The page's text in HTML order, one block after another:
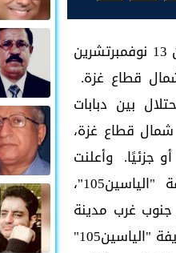
غزة|| عين الجنوب: لليوم الثامن والثلاثين من عملية طوفان الأقصى، اليوم الإثنين 13 نوفمبرتشرين
شمال قطاع غزة.
عز الدين القسام عن تدمير 10 آليات للاحتلال بين دبابات
شمال قطاع غزة،
التي دمرتها المقاومة منذ بدء الطوفان إلى 175 كليًا أو جزئيًا. وأعلنت
كتائب القسام، أنها استهدفت 3 دباباتٍ صهيونيةً غرب مدينة غزة بقذيفة "الياسين105"،
غرب مدينة
غزة. أما في غرب مدينة غزة، فأعلنت القسام استهداف دبابتين صهيونيتين بقذيفة "الياسين105"